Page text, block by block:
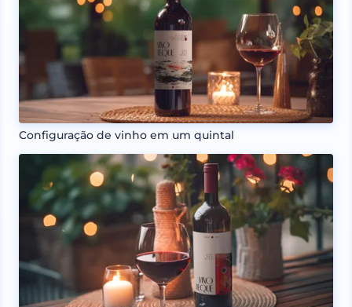
Configuração de vinho em um quintal